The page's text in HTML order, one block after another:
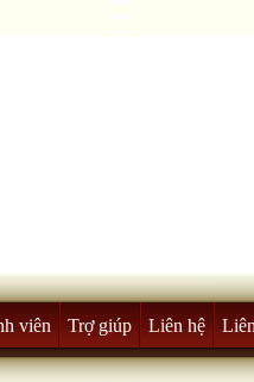
viên Trợ giúp Liên hệ